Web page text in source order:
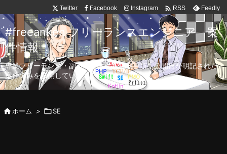
Twitter Facebook Instagram  RSS Feedly
#freeanken フリーランスエンジニア 案
件情報
専業フリーランス・副業向け案件を毎日更新！公開日が明記された
案件のみを公開しています。
ホーム > SE